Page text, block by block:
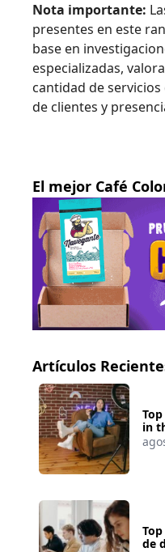
Nota importante:
presentes en este
base en
especializadas,
cantidad de
de clientes y
El mejor Café
Artículos
in
de